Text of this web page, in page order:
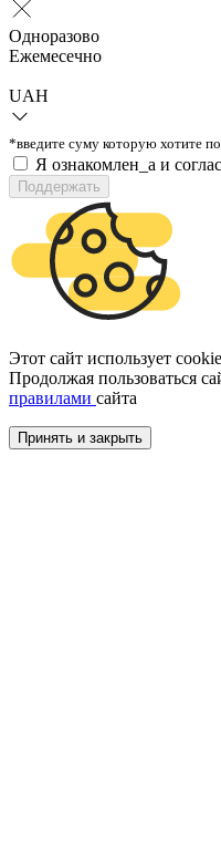
Одноразово
Ежемесечно
UAH
*введите суму которую хотите
Я ознакомлен_а и
Поддержать
Этот сайт использует
Продолжая пользоваться
правилами сайта
Принять и закрыть